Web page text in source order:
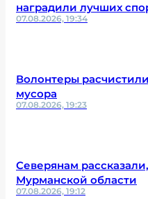
наградили лучших
07.08.2026, 19:34
Волонтеры
мусора
07.08.2026, 19:23
Северянам
Мурманской области
07.08.2026, 19:12